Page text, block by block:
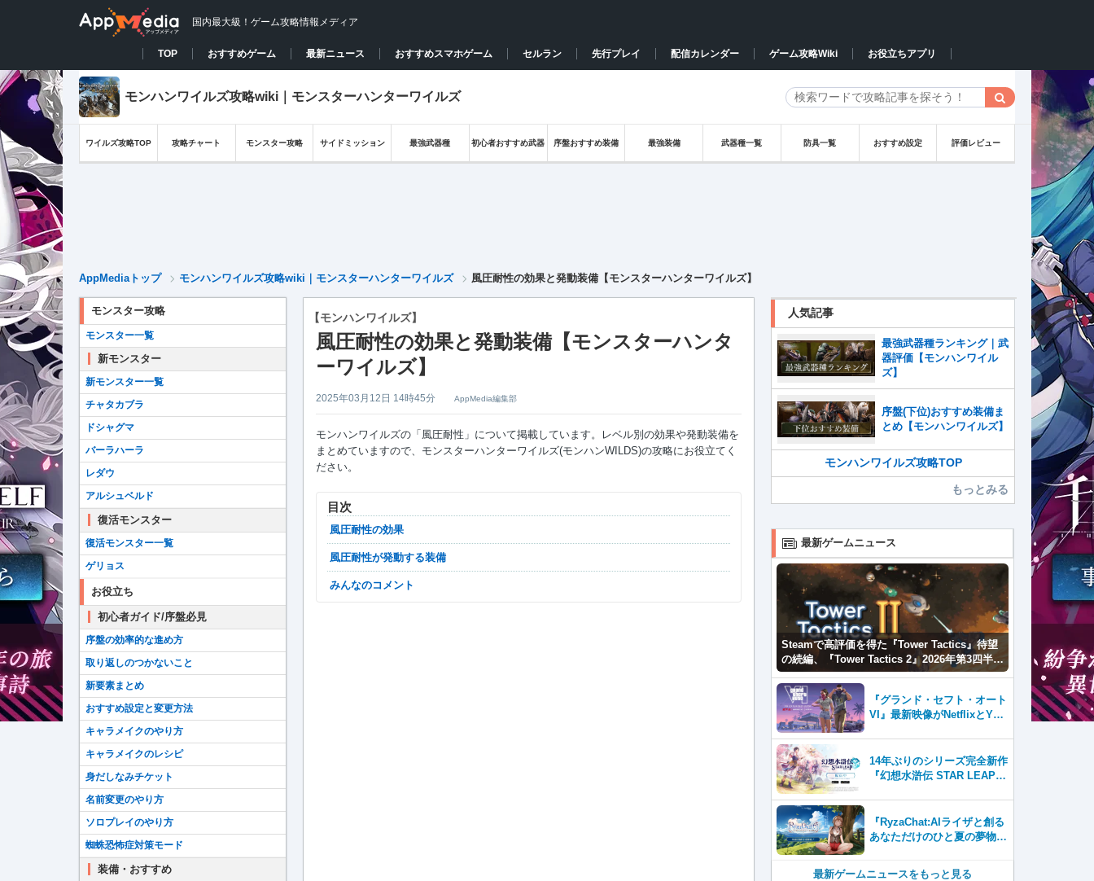
国内最大級！ゲーム攻略情報メディア
TOP おすすめゲーム 最新ニュース おすすめスマホゲーム セルラン 先行プレイ 配信カレンダー ゲーム攻略Wiki お役立ちアプリ
モンハンワイルズ攻略wiki｜モンスターハンターワイルズ
ワイルズ攻略TOP 攻略チャート モンスター攻略 サイドミッション 最強武器種 初心者おすすめ武器 序盤おすすめ装備 最強装備 武器種一覧 防具一覧 おすすめ設定 評価レビュー
AppMediaトップ モンハンワイルズ攻略wiki｜モンスターハンターワイルズ 風圧耐性の効果と発動装備【モンスターハンターワイルズ】
【モンハンワイルズ】
風圧耐性の効果と発動装備【モンスターハンタ
ーワイルズ】
2025年03月12日 14時45分 AppMedia編集部
モンハンワイルズの「風圧耐性」について掲載しています。レベル別の効果や発動装備を
まとめていますので、モンスターハンターワイルズ(モンハンWILDS)の攻略にお役立てく
ださい。
目次
風圧耐性の効果
風圧耐性が発動する装備
みんなのコメント
モンスター攻略
モンスター一覧
新モンスター
新モンスター一覧
チャタカブラ
ドシャグマ
バーラハーラ
レダウ
アルシュベルド
復活モンスター
復活モンスター一覧
ゲリョス
お役立ち
初心者ガイド/序盤必見
序盤の効率的な進め方
取り返しのつかないこと
新要素まとめ
おすすめ設定と変更方法
キャラメイクのやり方
キャラメイクのレシピ
身だしなみチケット
名前変更のやり方
ソロプレイのやり方
蜘蛛恐怖症対策モード
装備・おすすめ
人気記事
最強武器種ランキング｜武
器評価【モンハンワイル
ズ】
序盤(下位)おすすめ装備ま
とめ【モンハンワイルズ】
モンハンワイルズ攻略TOP
もっとみる
最新ゲームニュース
Steamで高評価を得た『Tower Tactics』待望
の続編、『Tower Tactics 2』2026年第3四半期
に早期アクセス開始
『グランド・セフト・オート
VI』最新映像がNetflixとYou
14年ぶりのシリーズ完全新作
『幻想水滸伝 STAR LEAP』
『RyzaChat:AIライザと創る
あなただけのひと夏の夢物
自由な冒険を進めていくシス
最新ゲームニュースをもっと見る